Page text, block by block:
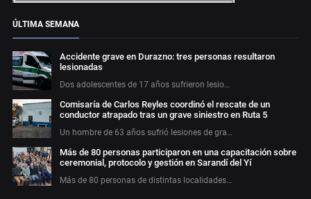
ÚLTIMA SEMANA
Accidente grave en Durazno: tres personas resultaron
lesionadas
Dos adolescentes de 17 años sufrieron lesio…
Comisaría de Carlos Reyles coordinó el rescate de un
conductor atrapado tras un grave siniestro en Ruta 5
Un hombre de 63 años sufrió lesiones de gra…
Más de 80 personas participaron en una capacitación sobre
ceremonial, protocolo y gestión en Sarandí del Yí
Más de 80 personas de distintas localidades…